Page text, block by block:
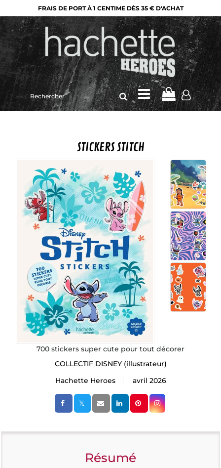
FRAIS DE PORT À 1 CENTIME DÈS 35 € D'ACHAT
Rechercher
sur
le
STICKERS STITCH
700 stickers super cute pour tout décorer
COLLECTIF DISNEY(illustrateur)
Hachette Heroes
avril 2026
Résumé